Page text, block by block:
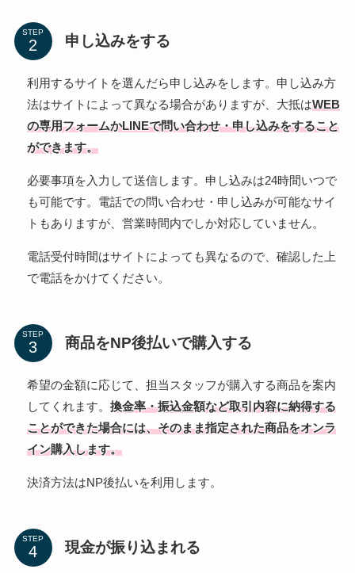
STEP
申し込みをする
利用するサイトを選んだら申し込みをします。申し込み方
法はサイトによって異なる場合がありますが、大抵はWEB
の専用フォームかLINEで問い合わせ・申し込みをすること
ができます。
必要事項を入力して送信します。申し込みは24時間いつで
も可能です。電話での問い合わせ・申し込みが可能なサイ
トもありますが、営業時間内でしか対応していません。
電話受付時間はサイトによっても異なるので、確認した上
で電話をかけてください。
STEP
商品をNP後払いで購入する
希望の金額に応じて、担当スタッフが購入する商品を案内
してくれます。 換金率・振込金額など取引内容に納得する
ことができた場合には、そのまま指定された商品をオンラ
イン購入します。
決済方法はNP後払いを利用します。
STEP
現金が振り込まれる